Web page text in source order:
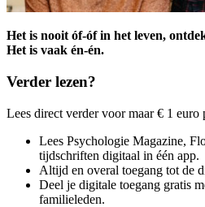
Het is nooit óf-óf in het leven,
Het is vaak én-én.
Verder lezen?
Lees direct verder voor maar € 1 euro
Lees Psychologie Magazine,
tijdschriften digitaal in één app.
Altijd en overal toegang tot de
Deel je digitale toegang gratis
familieleden.